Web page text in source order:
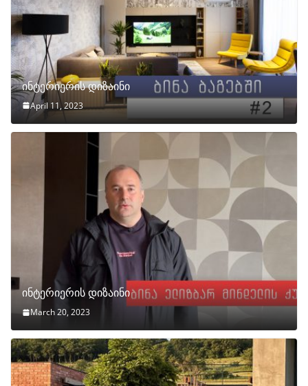
ინტერიერის დიზაინი
April 11, 2023
ინტერიერის დიზაინი
March 20, 2023